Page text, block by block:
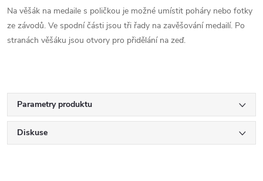
Na věšák na medaile s poličkou je možné umístit poháry nebo fotky
ze závodů. Ve spodní části jsou tři řady na zavěšování medailí. Po
stranách věšáku jsou otvory pro přidělání na zeď.
Parametry produktu
Diskuse